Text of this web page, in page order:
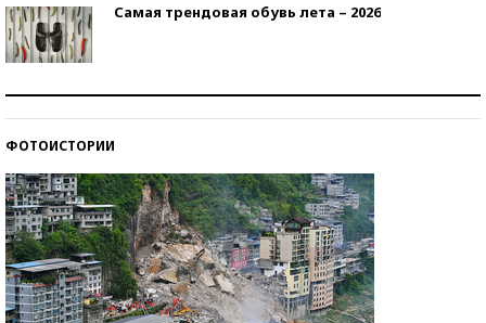
Самая трендовая обувь лета – 2026
ФОТОИСТОРИИ